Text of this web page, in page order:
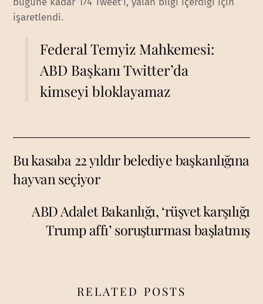
işaretlendi.
Federal Temyiz Mahkemesi:
ABD Başkanı Twitter’da
kimseyi bloklayamaz
Bu kasaba 22 yıldır belediye başkanlığına
hayvan seçiyor
ABD Adalet Bakanlığı, ‘rüşvet karşılığı
Trump affı’ soruşturması başlatmış
RELATED POSTS